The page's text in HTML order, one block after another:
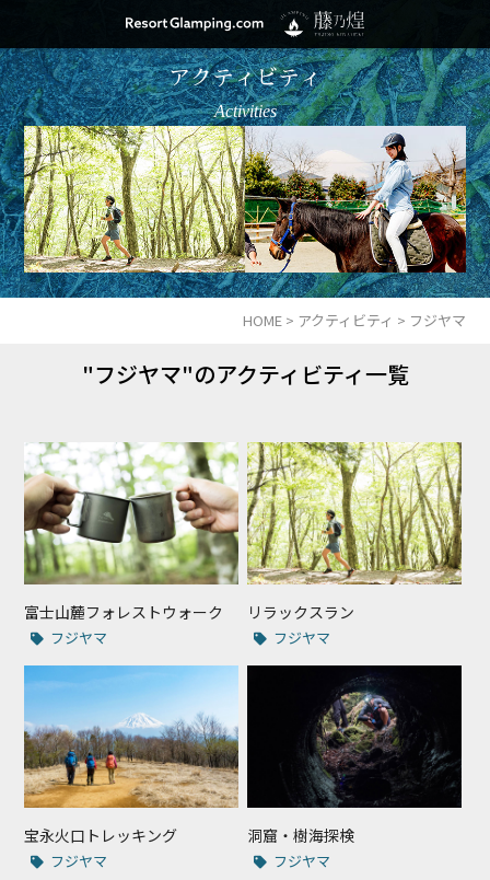
アクティビティ
Activities
HOME> アクティビティ > フジヤマ
"フジヤマ"のアクティビティ一覧
富士山麓フォレストウォーク
フジヤマ
リラックスラン
フジヤマ
宝永火口トレッキング
フジヤマ
洞窟・樹海探検
フジヤマ